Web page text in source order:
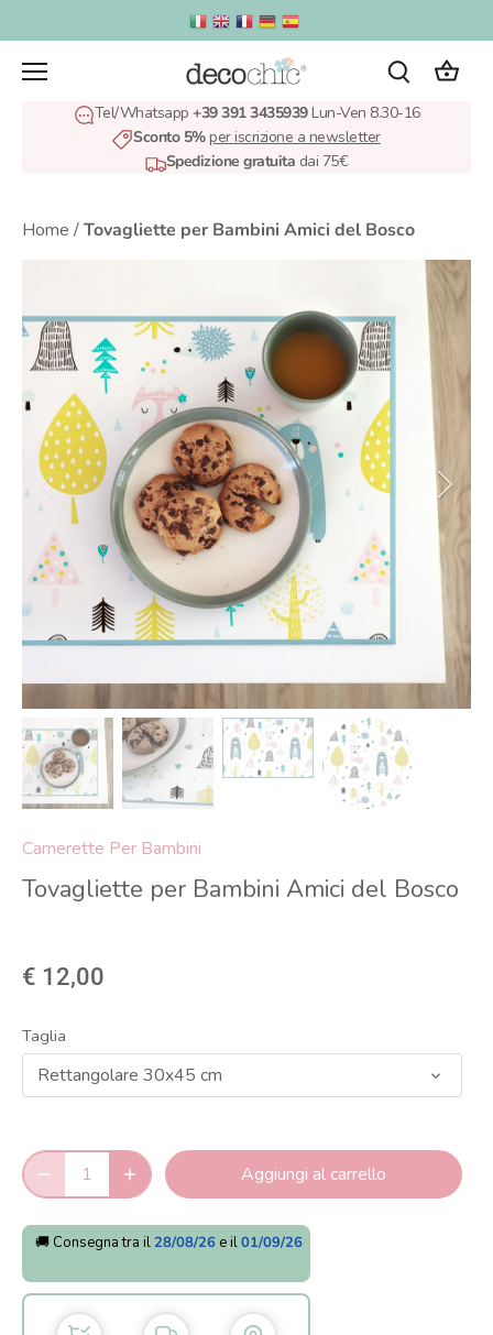
al
contenuto
Tel/Whatsapp +39 391 3435939Lun-Ven 8.30-16
Sconto 5%per iscrizione a newsletter
Spedizione gratuita dai 75€
Home /Tovagliette per Bambini Amici del Bosco
Camerette Per Bambini
Tovagliette per Bambini Amici del Bosco
€ 12,00
Taglia
Rettangolare 30x45 cm
Aggiungi al carrello
🚚 Consegna tra il 28/08/26 e il01/09/26